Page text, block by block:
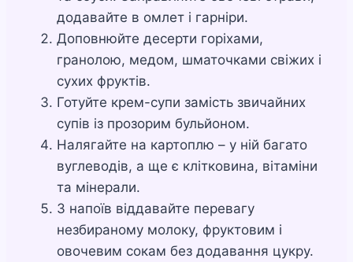
додавайте в омлет і гарніри.
Доповнюйте десерти горіхами,
гранолою, медом, шматочками свіжих і
сухих фруктів.
Готуйте крем-супи замість звичайних
супів із прозорим бульйоном.
Налягайте на картоплю – у ній багато
вуглеводів, а ще є клітковина, вітаміни
та мінерали.
З напоїв віддавайте перевагу
незбираному молоку, фруктовим і
овочевим сокам без додавання цукру.